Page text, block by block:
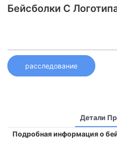
Бейсболки С
расследование
Детали
Подробная информация о